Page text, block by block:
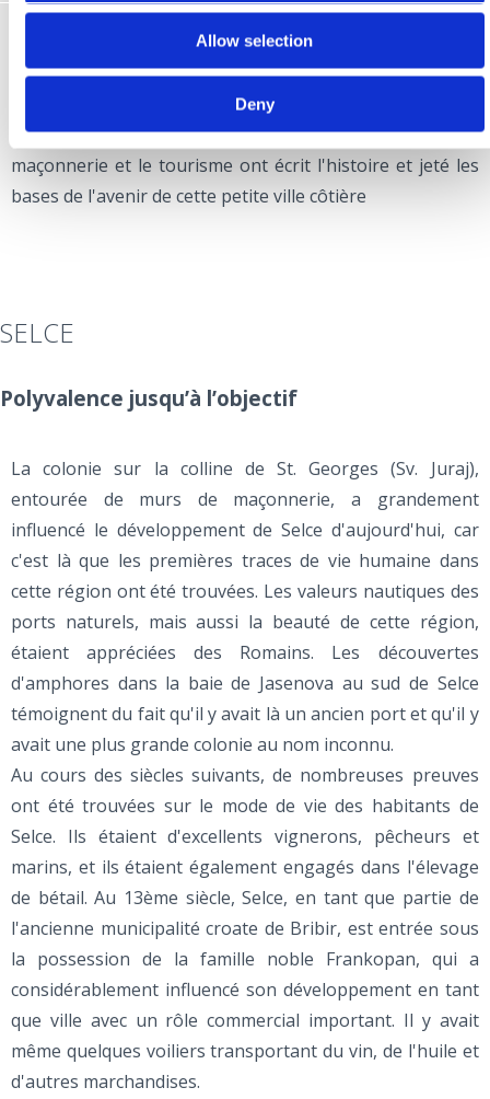
Allow selection
Deny
existe une « tunera » (sorte d'échelle surplombant la mer
servant d'observatoire pour les thons) qui témoigne de
cette époque. La pêche a marqué Jadranovo, comme en
témoignent les récits des habitants et un petit musée de
la pêche « Maison des Pêcheurs ». La pêche, la
maçonnerie et le tourisme ont écrit l'histoire et jeté les
bases de l'avenir de cette petite ville côtière
SELCE
Polyvalence jusqu’à l’objectif
La colonie sur la colline de St. Georges (Sv. Juraj),
entourée de murs de maçonnerie, a grandement
influencé le développement de Selce d'aujourd'hui, car
c'est là que les premières traces de vie humaine dans
cette région ont été trouvées. Les valeurs nautiques des
ports naturels, mais aussi la beauté de cette région,
étaient appréciées des Romains. Les découvertes
d'amphores dans la baie de Jasenova au sud de Selce
témoignent du fait qu'il y avait là un ancien port et qu'il y
avait une plus grande colonie au nom inconnu.
Au cours des siècles suivants, de nombreuses preuves
ont été trouvées sur le mode de vie des habitants de
Selce. Ils étaient d'excellents vignerons, pêcheurs et
marins, et ils étaient également engagés dans l'élevage
de bétail. Au 13ème siècle, Selce, en tant que partie de
l'ancienne municipalité croate de Bribir, est entrée sous
la possession de la famille noble Frankopan, qui a
considérablement influencé son développement en tant
que ville avec un rôle commercial important. Il y avait
même quelques voiliers transportant du vin, de l'huile et
d'autres marchandises.